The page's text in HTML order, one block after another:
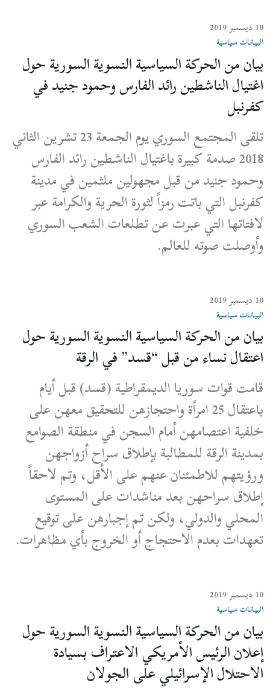
10 ديسمبر 2019
البيانات سياسية
بيان من الحركة السياسية النسوية السورية حول
اغتيال الناشطين رائد الفارس وحمود جنيد في
كفرنبل
تلقى المجتمع السوري يوم الجمعة 23 تشرين الثاني
2018 صدمة كبيرة باغتيال الناشطين رائد الفارس
وحمود جنيد من قبل مجهولين ملثمين في مدينة
كفرنبل التي باتت رمزاً لثورة الحرية والكرامة عبر
لافتاتها التي عبرت عن تطلعات الشعب السوري
وأوصلت صوته للعالم.
10 ديسمبر 2019
البيانات سياسية
بيان من الحركة السياسية النسوية السورية حول
اعتقال نساء من قبل “قسد” في الرقة
قامت قوات سوريا الديمقراطية (قسد) قبل أيام
باعتقال 25 امرأة واحتجازهن للتحقيق معهن على
خلفية اعتصامهن أمام السجن في منطقة الصوامع
بمدينة الرقة للمطالبة بإطلاق سراح أزواجهن
ورؤيتهم للاطمئنان عنهم على الأقل، وتم لاحقاً
إطلاق سراحهن بعد مناشدات على المستوى
المحلي والدولي، ولكن تم إجبارهن على توقيع
تعهدات بعدم الاحتجاج أو الخروج بأي مظاهرات.
10 ديسمبر 2019
البيانات سياسية
بيان من الحركة السياسية النسوية السورية حول
إعلان الرئيس الأمريكي الاعتراف بسيادة
الاحتلال الإسرائيلي على الجولان